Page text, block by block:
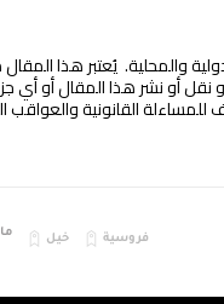
والمحلية. يُعتبر هذا
نقل أو نشر هذا المقال أو أي
القانونية والعواقب
مايو خيل فروسية